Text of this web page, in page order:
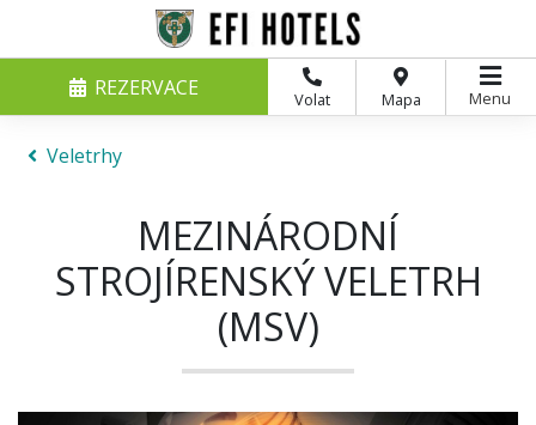
Volat Mapa
REZERVACE Menu
Veletrhy
MEZINÁRODNÍ
STROJÍRENSKÝ VELETRH
(MSV)